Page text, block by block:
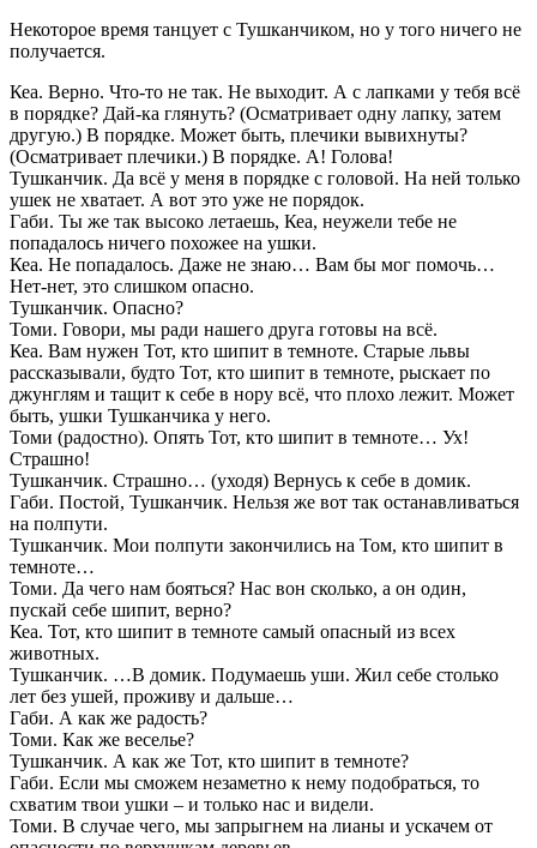
Некоторое время танцует с Тушканчиком, но у того ничего не
получается.
Кеа. Верно. Что-то не так. Не выходит. А с лапками у тебя всё
в порядке? Дай-ка глянуть? (Осматривает одну лапку, затем
другую.) В порядке. Может быть, плечики вывихнуты?
(Осматривает плечики.) В порядке. А! Голова!
Тушканчик. Да всё у меня в порядке с головой. На ней только
ушек не хватает. А вот это уже не порядок.
Габи. Ты же так высоко летаешь, Кеа, неужели тебе не
попадалось ничего похожее на ушки.
Кеа. Не попадалось. Даже не знаю… Вам бы мог помочь…
Нет-нет, это слишком опасно.
Тушканчик. Опасно?
Томи. Говори, мы ради нашего друга готовы на всё.
Кеа. Вам нужен Тот, кто шипит в темноте. Старые львы
рассказывали, будто Тот, кто шипит в темноте, рыскает по
джунглям и тащит к себе в нору всё, что плохо лежит. Может
быть, ушки Тушканчика у него.
Томи (радостно). Опять Тот, кто шипит в темноте… Ух!
Страшно!
Тушканчик. Страшно… (уходя) Вернусь к себе в домик.
Габи. Постой, Тушканчик. Нельзя же вот так останавливаться
на полпути.
Тушканчик. Мои полпути закончились на Том, кто шипит в
темноте…
Томи. Да чего нам бояться? Нас вон сколько, а он один,
пускай себе шипит, верно?
Кеа. Тот, кто шипит в темноте самый опасный из всех
животных.
Тушканчик. …В домик. Подумаешь уши. Жил себе столько
лет без ушей, проживу и дальше…
Габи. А как же радость?
Томи. Как же веселье?
Тушканчик. А как же Тот, кто шипит в темноте?
Габи. Если мы сможем незаметно к нему подобраться, то
схватим твои ушки – и только нас и видели.
Томи. В случае чего, мы запрыгнем на лианы и ускачем от